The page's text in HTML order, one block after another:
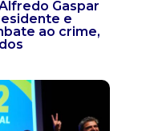
Gaspar
e
ao crime,